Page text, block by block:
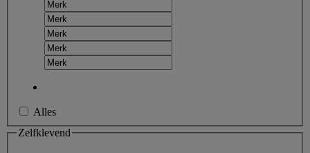
Alles
Zelfklevend